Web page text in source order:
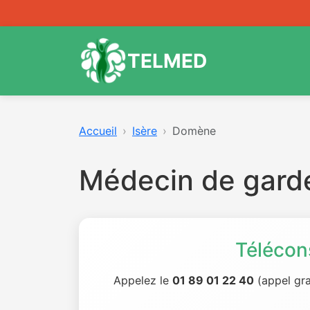
TELMED
Accueil Isère Domène
Médecin de
Appelez le 01 89 01 22 40 (appel